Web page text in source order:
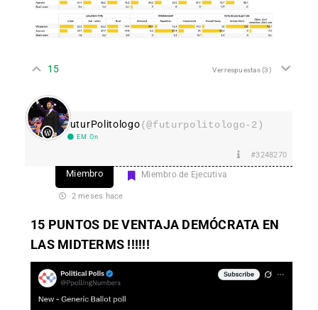
15 Ver respuestas(3)
FuturPolitologo(@futurpolitologo-2)
EM On
#3248270
Miembro Miembro de Ejecutiva
2 meses hace
15 PUNTOS DE VENTAJA DEMÓCRATA EN
LAS MIDTERMS !!!!!!